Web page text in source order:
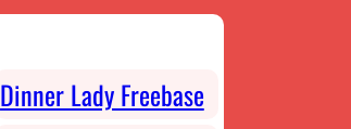
Dinner Lady Freebase